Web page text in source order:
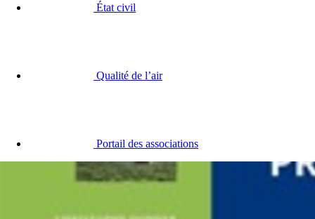
État civil
Qualité de l’air
Portail des associations